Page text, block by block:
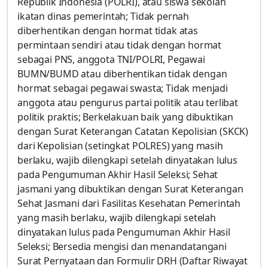
ikatan dinas pemerintah; Tidak pernah
diberhentikan dengan hormat tidak atas
permintaan sendiri atau tidak dengan hormat
sebagai PNS, anggota TNI/POLRI, Pegawai
BUMN/BUMD atau diberhentikan tidak dengan
hormat sebagai pegawai swasta; Tidak menjadi
anggota atau pengurus partai politik atau terlibat
politik praktis; Berkelakuan baik yang dibuktikan
dengan Surat Keterangan Catatan Kepolisian (SKCK)
dari Kepolisian (setingkat POLRES) yang masih
berlaku, wajib dilengkapi setelah dinyatakan lulus
pada Pengumuman Akhir Hasil Seleksi; Sehat
jasmani yang dibuktikan dengan Surat Keterangan
Sehat Jasmani dari Fasilitas Kesehatan Pemerintah
yang masih berlaku, wajib dilengkapi setelah
dinyatakan lulus pada Pengumuman Akhir Hasil
Seleksi; Bersedia mengisi dan menandatangani
Surat Pernyataan dan Formulir DRH (Daftar Riwayat